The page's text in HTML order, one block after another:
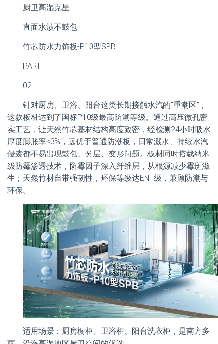
厨卫高湿克星
直面水渍不鼓包
竹芯防水力饰板-P10型SPB
PART
02
针对厨房、卫浴、阳台这类长期接触水汽的“重潮区”，
这款板材达到了国标P10级最高防潮等级。通过高压微孔密
实工艺，让天然竹芯基材结构高度致密，经检测24小时吸水
厚度膨胀率≤3%，远优于普通防潮板，日常溅水、持续水汽
侵袭都不易出现鼓包、分层、变形问题。板材同时搭载纳米
级防霉渗透技术，防霉因子深入纤维层，从根源减少霉斑滋
生；天然竹材自带强韧性，环保等级达ENF级，兼顾防潮与
环保。
适用场景：厨房橱柜、卫浴柜、阳台洗衣柜，是南方多